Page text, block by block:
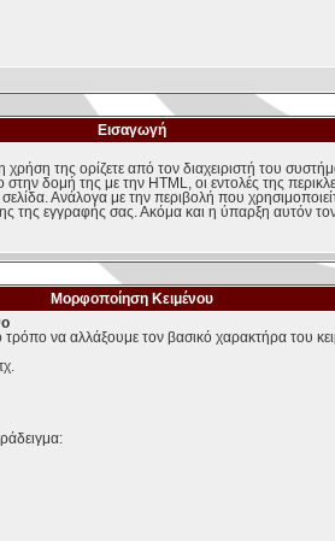
Εισαγωγή
της ορίζετε από τον διαχειριστή του
δομή της με την HTML, οι εντολές της
Ανάλογα με την περιβολή που
εγγραφής σας. Ακόμα και η ύπαρξη αυτόν τον
Μορφοποίηση Κειμένου
τρόπο να αλλάξουμε τον βασικό χαρακτήρα του